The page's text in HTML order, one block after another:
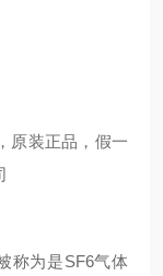
原装正品，假一
称为是SF6气体